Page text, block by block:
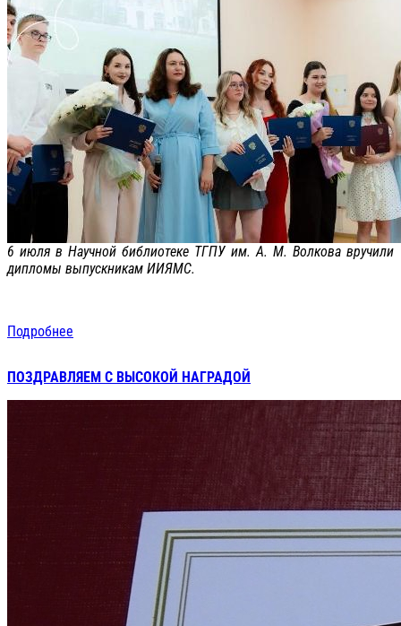
6 июля в Научной библиотеке ТГПУ им. А. М. Волкова вручили
дипломы выпускникам ИИЯМС.
Подробнее
ПОЗДРАВЛЯЕМ С ВЫСОКОЙ НАГРАДОЙ